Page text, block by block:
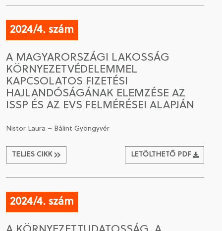
2024/4. szám
A MAGYARORSZÁGI LAKOSSÁG
KÖRNYEZETVÉDELEMMEL
KAPCSOLATOS FIZETÉSI
HAJLANDÓSÁGÁNAK ELEMZÉSE AZ
ISSP ÉS AZ EVS FELMÉRÉSEI ALAPJÁN
Nistor Laura – Bálint Gyöngyvér
TELJES CIKK LETÖLTHETŐ PDF
2024/4. szám